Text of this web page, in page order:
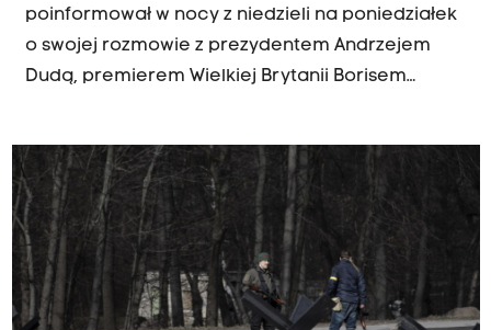
poinformował w nocy z niedzieli na poniedziałek
o swojej rozmowie z prezydentem Andrzejem
Dudą, premierem Wielkiej Brytanii Borisem
członkostwie Ukrainy w UE.